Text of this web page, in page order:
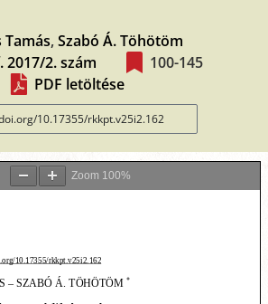
Tamás,Szabó Á. Töhötöm
2017/2. szám
100-145
PDF letöltése
Zoom 100%